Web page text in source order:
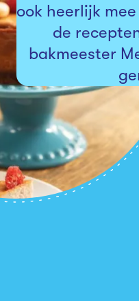
ook heerlijk
de
bakmeester